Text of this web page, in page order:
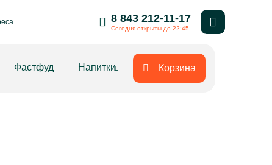
8 843 212-11-17
Сегодня открыты до 22:45
Фастфуд Напитки Корзина